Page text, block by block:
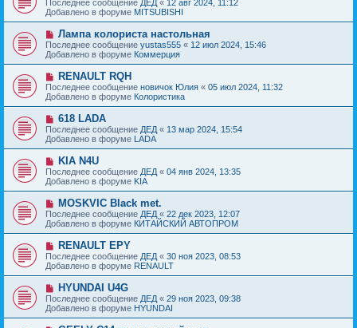
н
и
е
о
о
б
щ
е
н
и
е
в
о
с
о
о
б
щ
е
н
и
е
Последнее сообщение ДЕД « 12 авг 2024, 11:12
Добавлено в форуме MITSUBISHI
Н
о
в
о
е
с
о
о
б
щ
е
н
и
е
Лампа колориста настольная
Последнее сообщение yustas555 « 12 июл 2024, 15:46
Добавлено в форуме Коммерция
Н
о
в
о
с
о
о
б
щ
е
н
и
е
RENAULT RQH
Последнее сообщение новичок Юлия « 05 июл 2024, 11:32
Добавлено в форуме Колористика
Н
о
в
о
е
с
о
о
б
щ
е
н
и
е
618 LADA
Последнее сообщение ДЕД « 13 мар 2024, 15:54
Добавлено в форуме LADA
Н
о
в
о
е
с
о
о
б
щ
е
н
и
е
KIA N4U
Последнее сообщение ДЕД « 04 янв 2024, 13:35
Добавлено в форуме KIA
Н
о
в
о
е
с
о
о
б
щ
е
н
и
е
MOSKVIC Black met.
Последнее сообщение ДЕД « 22 дек 2023, 12:07
Добавлено в форуме КИТАЙСКИЙ АВТОПРОМ
Н
о
в
о
е
с
о
о
б
RENAULT EPY
Последнее сообщение ДЕД « 30 ноя 2023, 08:53
Добавлено в форуме RENAULT
Н
о
в
о
HYUNDAI U4G
Последнее сообщение ДЕД « 29 ноя 2023, 09:38
Добавлено в форуме HYUNDAI